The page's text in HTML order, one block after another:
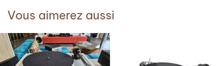
Vous aimerez aussi